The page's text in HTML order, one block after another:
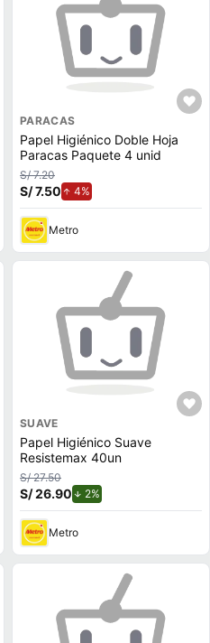
PARACAS
Papel Higiénico Doble Hoja
Paracas Paquete 4 unid
S/ 7.20
S/ 7.50 4%
Metro
SUAVE
Papel Higiénico Suave
Resistemax 40un
S/ 27.50
S/ 26.90 2%
Metro